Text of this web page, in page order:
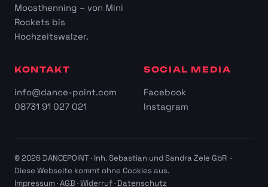
Moosthenning – von Mini
Rockets bis
Hochzeitswalzer.
KONTAKT
info@dance-point.com
08731 91 027 021
SOCIAL MEDIA
Facebook
Instagram
© 2026 DANCEPOINT · Inh. Sebastian und Sandra Zele GbR ·
Diese Webseite kommt ohne Cookies aus.
Impressum·AGB ·Widerruf·Datenschutz